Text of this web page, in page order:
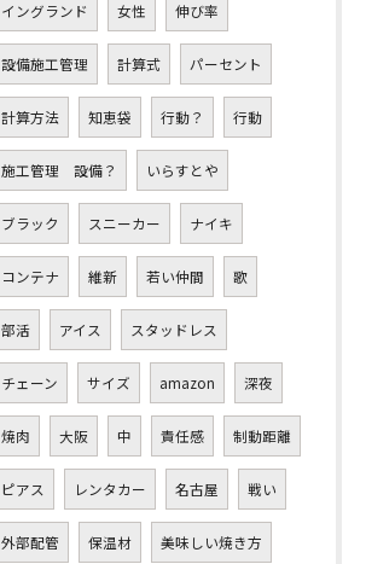
イングランド 女性 伸び率
設備施工管理 計算式 パーセント
計算方法 知恵袋 行動？ 行動
施工管理 設備？ いらすとや
ブラック スニーカー ナイキ
コンテナ 維新 若い仲間 歌
部活 アイス スタッドレス
チェーン サイズ amazon 深夜
焼肉 大阪 中 責任感 制動距離
ピアス レンタカー 名古屋 戦い
外部配管 保温材 美味しい焼き方